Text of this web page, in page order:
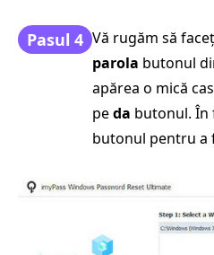
Pasul 4 Vă rugăm să
parola butonul
apărea o mică
peda butonul. În
butonul pentru a